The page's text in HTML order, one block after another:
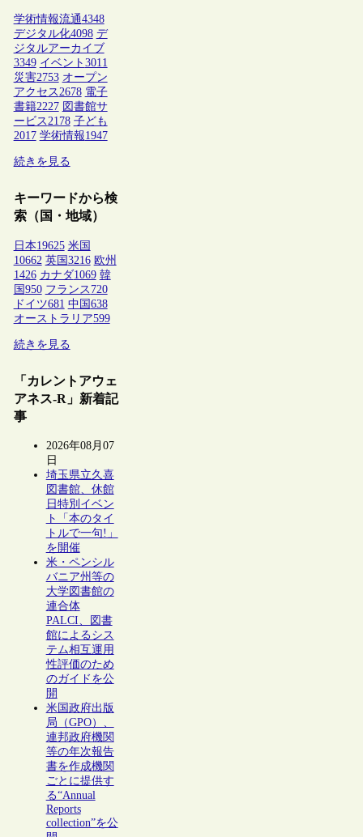
学術情報流通4348
デジタル化4098 デ
ジタルアーカイブ
3349 イベント 3011
災害2753 オープン
アクセス2678 電子
書籍2227 図書館サ
ービス2178 子ども
2017 学術情報1947
続きを見る
キーワードから検
索（国・地域）
日本19625 米国
10662 英国3216 欧州
1426 カナダ1069 韓
国950 フランス 720
ドイツ681 中国638
オーストラリア599
続きを見る
「カレントアウェ
アネス-R」新着記
事
2026年08月07
日
埼玉県立久喜
図書館、休館
日特別イベン
ト「本のタイ
トルで一句!」
を開催
米・ペンシル
バニア州等の
大学図書館の
連合体
PALCI、図書
館によるシス
テム相互運用
性評価のため
のガイドを公
開
米国政府出版
局（GPO）、
連邦政府機関
等の年次報告
書を作成機関
ごとに提供す
る“Annual
Reports
collection”を公